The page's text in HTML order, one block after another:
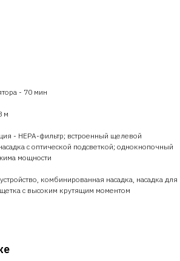
- 70 мин
м
- HEPA-фильтр; встроенный щелевой
с оптической подсветкой; однокнопочный
мощности
комбинированная насадка, насадка для
с высоким крутящим моментом